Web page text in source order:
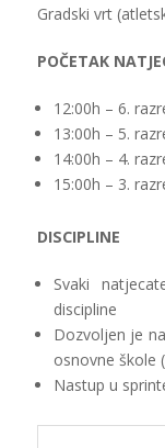
Gradski vrt
POČETAK
12:00h – 6.
13:00h – 5.
14:00h – 4.
15:00h – 3.
DISCIPLINE
Svaki
discipline
Dozvoljen je
osnovne škole
Nastup u